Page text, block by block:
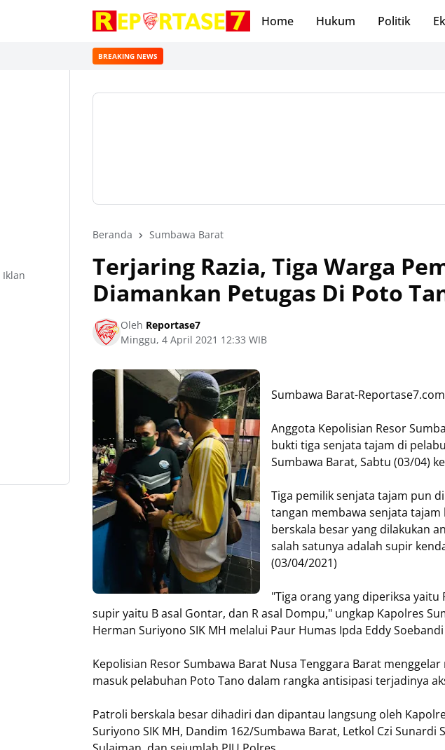
Home Hukum Politik
BREAKING NEWS
Beranda Sumbawa Barat
Terjaring Razia, Tiga Warga
Diamankan Petugas Di Poto
Oleh Reportase7
Minggu, 4 April 2021 12:33 WIB
Sumbawa Barat-Reportase7.com
Anggota Kepolisian Resor
bukti tiga senjata tajam di
Sumbawa Barat, Sabtu (03/04)
Tiga pemilik senjata tajam pun
tangan membawa senjata
berskala besar yang dilakukan
salah satunya adalah supir
(03/04/2021)
"Tiga orang yang diperiksa yaitu
supir yaitu B asal Gontar, dan R asal Dompu," ungkap Kapolres
Herman Suriyono SIK MH melalui Paur Humas Ipda Eddy
Kepolisian Resor Sumbawa Barat Nusa Tenggara Barat
masuk pelabuhan Poto Tano dalam rangka antisipasi terjadinya
Patroli berskala besar dihadiri dan dipantau langsung oleh
Suriyono SIK MH, Dandim 162/Sumbawa Barat, Letkol Czi Sunardi
Iklan